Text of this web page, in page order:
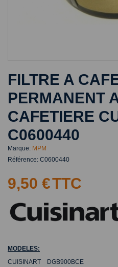
FILTRE A
PERMANENT
CAFETIERE
C0600440
Marque: MPM
Référence: C0600440
9,50 €TTC
MODELES:
CUISINART DGB900BCE